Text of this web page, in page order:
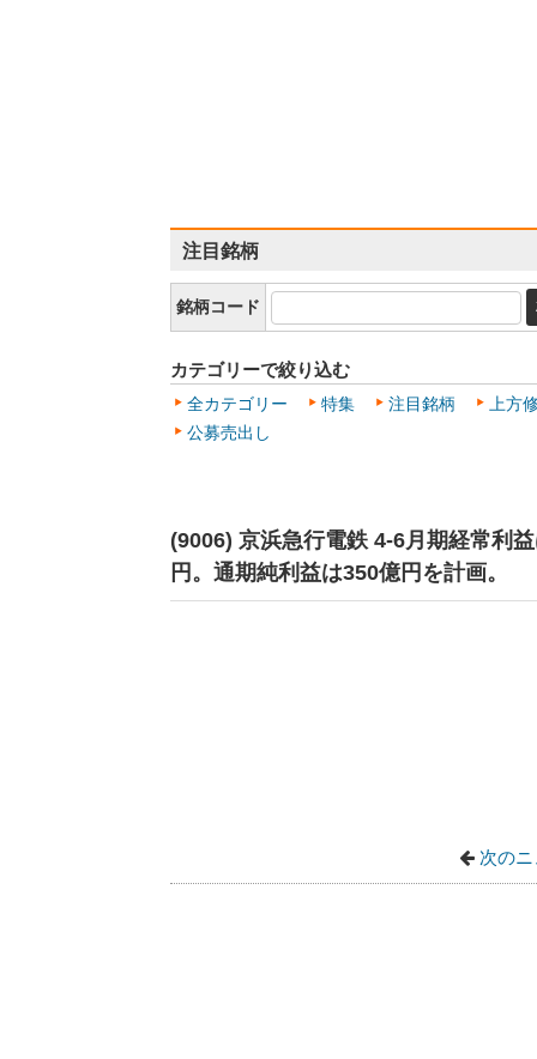
注目銘柄
銘柄コード
カテゴリーで絞り込む
全カテゴリー 特集 注目銘柄 上方
公募売出し
(9006) 京浜急行電鉄 4-6月期経常利
円。通期純利益は350億円を計画。
次のニ